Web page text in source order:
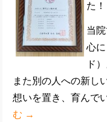
た！
当
心
ド
また別の人への新し
想いを置き、育んで
む →